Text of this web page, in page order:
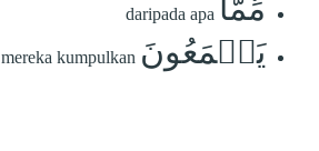
مِّمَّا daripada apa
يَجۡمَعُونَ mereka kumpulkan